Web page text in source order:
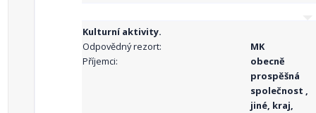
Kulturní aktivity.
Odpovědný rezort:
MK
Příjemci:
obecně
prospěšná
společnost ,
jiné, kraj,